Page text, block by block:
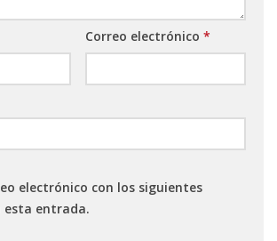
Correo electrónico *
electrónico con los siguientes
esta entrada.